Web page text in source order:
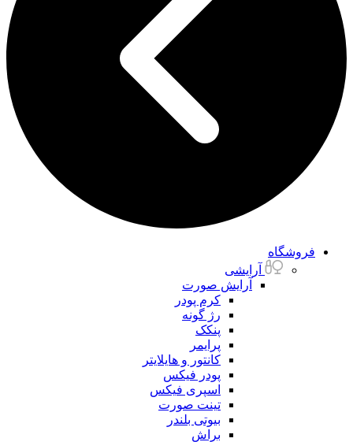
فروشگاه
آرایشی
آرایش صورت
کرم پودر
رژ گونه
پنکک
پرایمر
کانتور و هایلایتر
پودر فیکس
اسپری فیکس
تینت صورت
بیوتی بلندر
براش